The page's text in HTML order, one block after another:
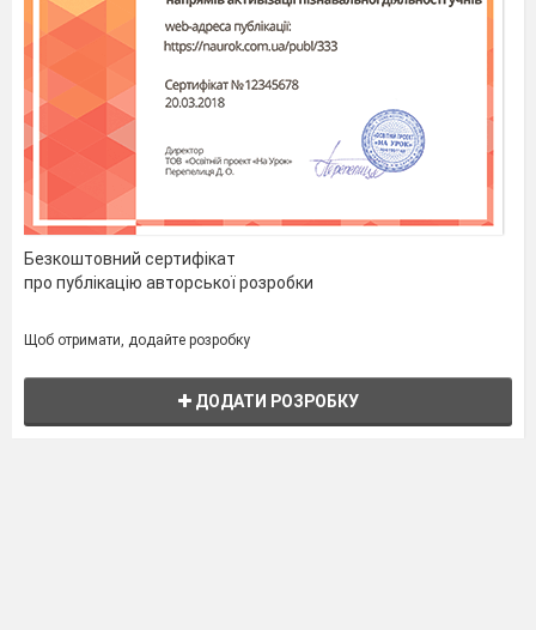
Безкоштовний сертифікат
про публікацію авторської розробки
Щоб отримати, додайте розробку
ДОДАТИ РОЗРОБКУ